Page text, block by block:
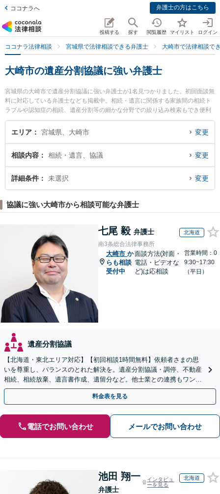
ココナラへ 弁護士の方はこちら
投稿する 探す 閲覧履歴 マイリスト ログイン
ココナラ法律相談 宮城県で法律相談できる弁護士 大崎市で法律相談で
大崎市の遺産分割協議に強い弁護士
宮城県の大崎市で遺産分割協議に強い弁護士が1名見つかりました。初回面談無
料に対応している弁護士なども掲載中。相続・遺言に関係する家族間の相続ト
ラブルや認知症の相続、遺産分割等の細かな分野での絞り込み検索もでき便利
です。特に弁護士法人菅原・佐々木法律事務所の佐々木 康晴弁護士のプロフィ
ール情報や弁護士費用、強みなどが注目されています。『大崎市で土日や夜間
料で遺産分割協議を法律相談できる大崎市内の弁護士に相談予約したい』など
でお困りの相談者さんにおすすめです。
エリア 宮城県、大崎市 変更
相談内容 相続・遺言、協議 変更
詳細条件 未選択 変更
協議に強い大崎市から相談可能な弁護士
七尾 毅 弁護士 北海道
南3条総合法律事務所
大崎市 か
らも相談
受付中
面談方法(対面・
電話・ビデオな
ど)は応相談
営業時間：0
9:30~17:30
（平日）
遺産分割協議
【北海道・東北エリア対応】【初回相談1時間無料】依頼者さまの思
いを尊重し、バランスのとれた解決を。遺産分割協議・調停、不動産
相続、相続放棄、遺言書作成、遺留分など。他士業との連携もワンス
トップで対応します【休日・夜間面談OK】
料金表を見る
電話でお問い合わせ メールでお問い合わせ
池田 翔一
弁護士
インタビュ
ーを見る
北海道